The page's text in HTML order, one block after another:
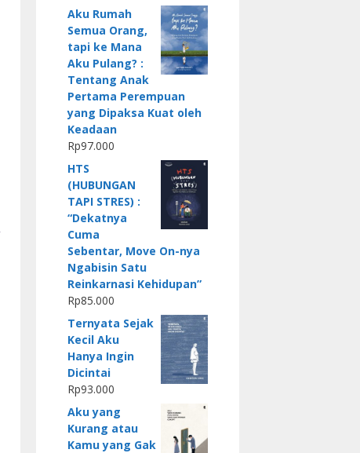
Aku Rumah
Semua Orang,
tapi ke Mana
Aku Pulang? :
Tentang Anak
Pertama Perempuan
yang Dipaksa Kuat oleh
Keadaan
Rp97.000
HTS
(HUBUNGAN
TAPI STRES) :
“Dekatnya
Cuma
Sebentar, Move On-nya
Ngabisin Satu
Reinkarnasi Kehidupan”
Rp85.000
Ternyata Sejak
Kecil Aku
Hanya Ingin
Dicintai
Rp93.000
Aku yang
Kurang atau
Kamu yang Gak